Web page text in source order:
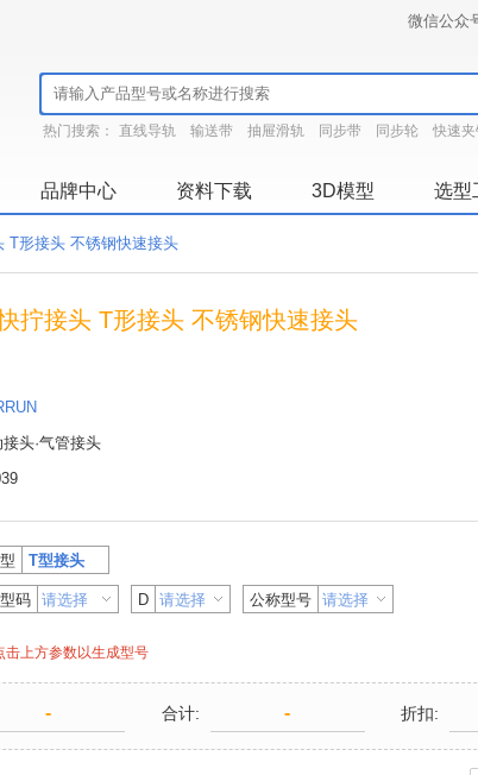
微信公众
热门搜索： 直线导轨 输送带 抽屉滑轨 同步带 同步轮 快速
品牌中心 资料下载 3D模型 选型
T形接头 不锈钢快速接头
拧接头 T形接头 不锈钢快速接头
头·气管接头
T型接头
码 D 公称型号
击上方参数以生成型号
- 合计: - 折扣: